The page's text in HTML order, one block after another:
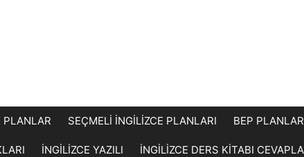
PLANLAR SEÇMELİ İNGİLİZCE PLANLARI BEP
İNGİLİZCE YAZILI İNGİLİZCE DERS KİTABI